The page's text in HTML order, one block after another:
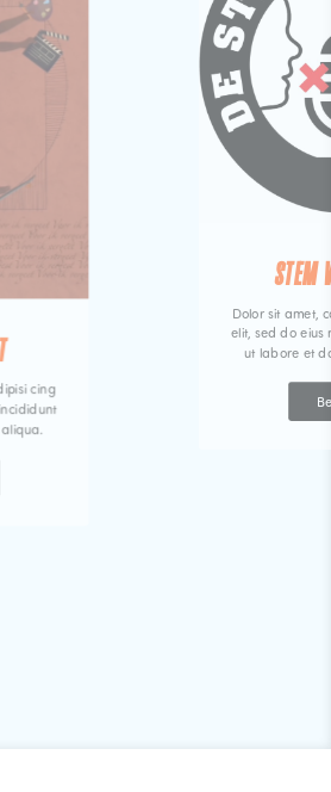
cing
STEM
Dolor sit amet,
elit, sed do eius
ut labore et